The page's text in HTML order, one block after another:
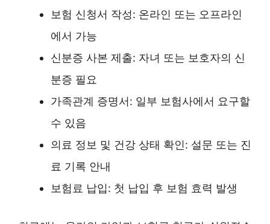
보험 신청서 작성: 온라인 또는 오프라인
에서 가능
신분증 사본 제출: 자녀 또는 보호자의 신
분증 필요
가족관계 증명서: 일부 보험사에서 요구할
수 있음
의료 정보 및 건강 상태 확인: 설문 또는 진
료 기록 안내
보험료 납입: 첫 납입 후 보험 효력 발생